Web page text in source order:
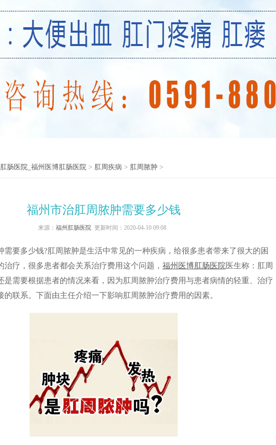
肠医院_福州医博肛肠医院 > 肛周疾病 > 肛周脓肿 >
福州市治肛周脓肿需要多少钱
来源： 福州肛肠医院 更新时间：2020-04-10 09:08
多少钱?肛周脓肿是生活中常见的一种疾病，给很多患者带来了很大的困
治疗，很多患者都会关系治疗费用这个问题， 福州医博肛肠医院医生称：肛周
是需要根据患者的情况来看，因为肛周脓肿治疗费用与患者病情的轻重、治疗
的联系。下面由主任介绍一下影响肛周脓肿治疗费用的因素。